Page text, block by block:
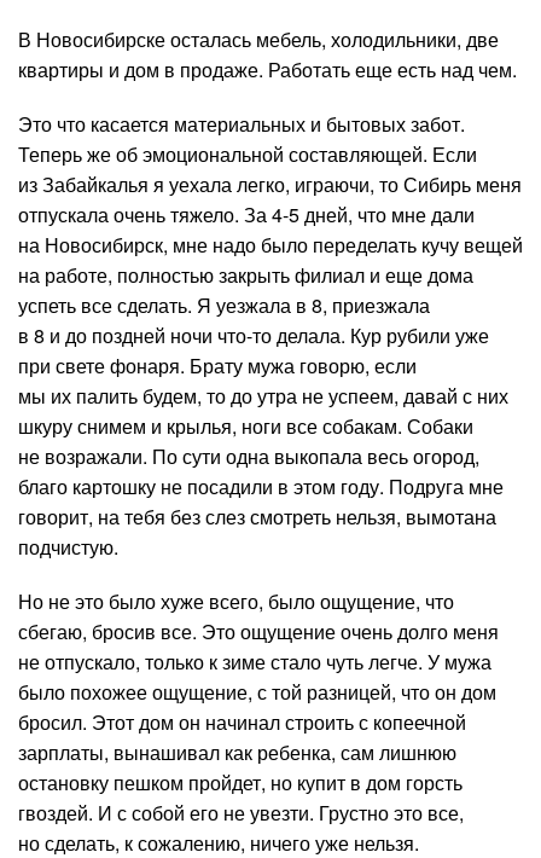
В Новосибирске осталась мебель, холодильники, две
квартиры и дом в продаже. Работать еще есть над чем.
Это что касается материальных и бытовых забот.
Теперь же об эмоциональной составляющей. Если
из Забайкалья я уехала легко, играючи, то Сибирь меня
отпускала очень тяжело. За 4-5 дней, что мне дали
на Новосибирск, мне надо было переделать кучу вещей
на работе, полностью закрыть филиал и еще дома
успеть все сделать. Я уезжала в 8, приезжала
в 8 и до поздней ночи что-то делала. Кур рубили уже
при свете фонаря. Брату мужа говорю, если
мы их палить будем, то до утра не успеем, давай с них
шкуру снимем и крылья, ноги все собакам. Собаки
не возражали. По сути одна выкопала весь огород,
благо картошку не посадили в этом году. Подруга мне
говорит, на тебя без слез смотреть нельзя, вымотана
подчистую.
Но не это было хуже всего, было ощущение, что
сбегаю, бросив все. Это ощущение очень долго меня
не отпускало, только к зиме стало чуть легче. У мужа
было похожее ощущение, с той разницей, что он дом
бросил. Этот дом он начинал строить с копеечной
зарплаты, вынашивал как ребенка, сам лишнюю
остановку пешком пройдет, но купит в дом горсть
гвоздей. И с собой его не увезти. Грустно это все,
но сделать, к сожалению, ничего уже нельзя.